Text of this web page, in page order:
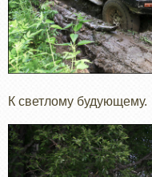
К светлому будующему.